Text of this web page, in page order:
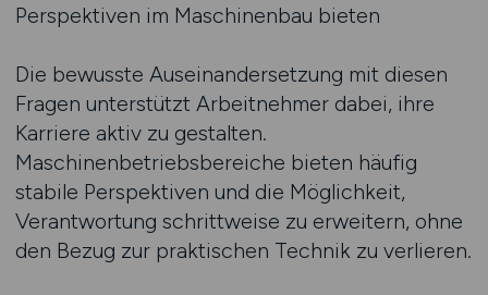
Perspektiven im Maschinenbau bieten
Die bewusste Auseinandersetzung mit diesen
Fragen unterstützt Arbeitnehmer dabei, ihre
Karriere aktiv zu gestalten.
Maschinenbetriebsbereiche bieten häufig
stabile Perspektiven und die Möglichkeit,
Verantwortung schrittweise zu erweitern, ohne
den Bezug zur praktischen Technik zu verlieren.